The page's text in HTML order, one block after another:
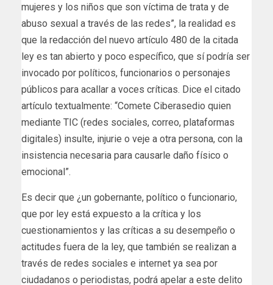
mujeres y los niños que son víctima de trata y de
abuso sexual a través de las redes”, la realidad es
que la redacción del nuevo artículo 480 de la citada
ley es tan abierto y poco específico, que sí podría ser
invocado por políticos, funcionarios o personajes
públicos para acallar a voces críticas. Dice el citado
artículo textualmente: “Comete Ciberasedio quien
mediante TIC (redes sociales, correo, plataformas
digitales) insulte, injurie o veje a otra persona, con la
insistencia necesaria para causarle daño físico o
emocional”.
Es decir que ¿un gobernante, político o funcionario,
que por ley está expuesto a la crítica y los
cuestionamientos y las críticas a su desempeño o
actitudes fuera de la ley, que también se realizan a
través de redes sociales e internet ya sea por
ciudadanos o periodistas, podrá apelar a este delito